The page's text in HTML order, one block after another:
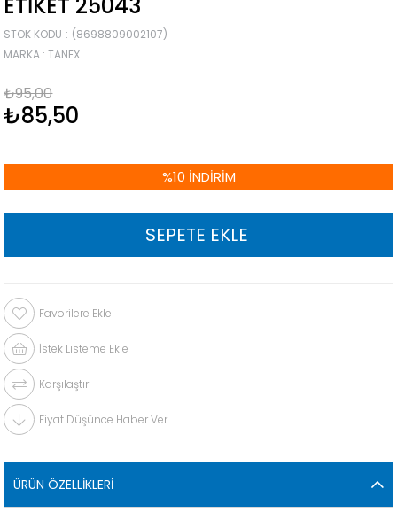
STOK KODU
(8698809002107)
MARKA : TANEX
₺95,00
₺85,50
%10 İNDIRIM
Favorilere Ekle
İstek Listeme Ekle
Karşılaştır
Fiyat Düşünce Haber Ver
ÜRÜN ÖZELLIKLERI